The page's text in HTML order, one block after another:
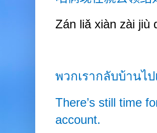
Zán liǎ xiàn zài jiù
พวกเรากลับบ้านไ
There’s still time
account.